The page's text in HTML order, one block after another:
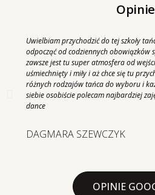
Opinie
Uwielbiam przychodzić do tej szkoły
odpocząć od codziennych obowiązków
zawsze jest tu super atmosfera od
uśmiechnięty i miły i aż chce się tu
różnych rodzajów tańca do wyboru i
siebie osobiście polecam najbardziej
dance
DAGMARA SZEWCZYK
OPINIE